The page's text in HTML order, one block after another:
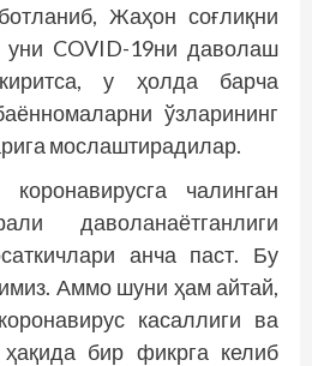
Жаҳон соғлиқни
уни COVID-19ни даволаш
у ҳолда барча
ўзларининг
мослаштирадилар.
чалинган
даволанаётганлиги
анча паст. Бу
Аммо шуни ҳам айтай,
касаллиги ва
бир фикрга келиб